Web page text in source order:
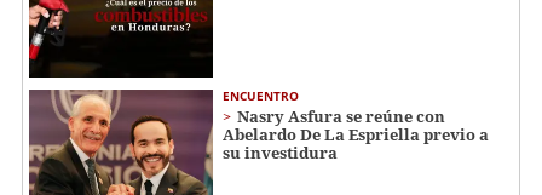
ENCUENTRO
Nasry Asfura se reúne con
Abelardo De La Espriella previo a
su investidura